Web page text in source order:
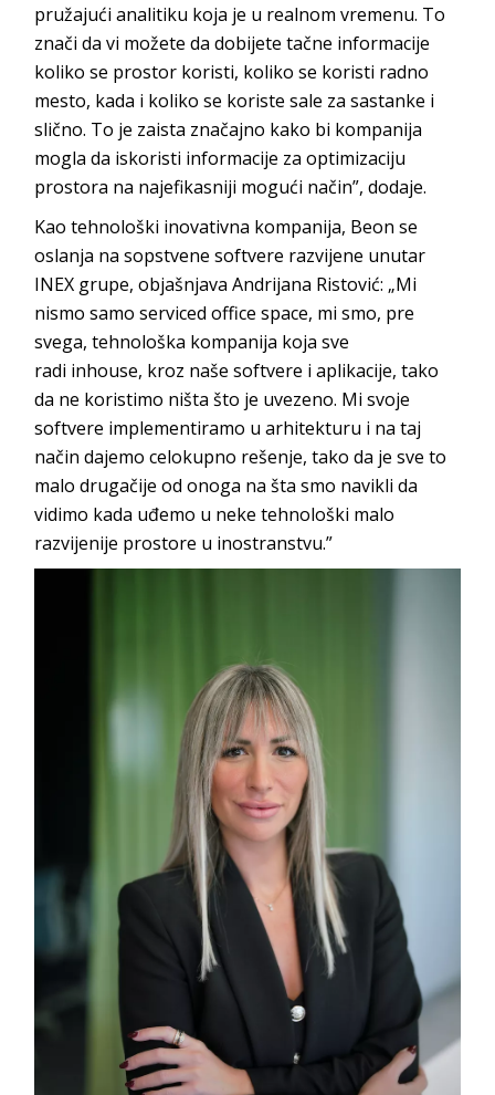
pružajući analitiku koja je u realnom vremenu. To
znači da vi možete da dobijete tačne informacije
koliko se prostor koristi, koliko se koristi radno
mesto, kada i koliko se koriste sale za sastanke i
slično. To je zaista značajno kako bi kompanija
mogla da iskoristi informacije za optimizaciju
prostora na najefikasniji mogući način”, dodaje.
Kao tehnološki inovativna kompanija, Beon se
oslanja na sopstvene softvere razvijene unutar
INEX grupe, objašnjava Andrijana Ristović: „Mi
nismo samoserviced office space, mi smo, pre
svega, tehnološka kompanija koja sve
radi inhouse, kroz naše softvere i aplikacije, tako
da ne koristimo ništa što je uvezeno. Mi svoje
softvere implementiramo u arhitekturu i na taj
način dajemo celokupno rešenje, tako da je sve to
malo drugačije od onoga na šta smo navikli da
vidimo kada uđemo u neke tehnološki malo
razvijenije prostore u inostranstvu.”